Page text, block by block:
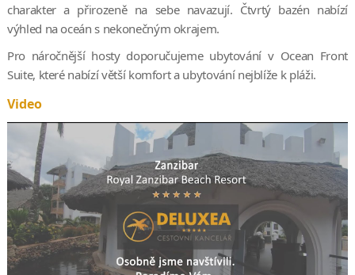
charakter a přirozeně na sebe navazují. Čtvrtý bazén nabízí
výhled na oceán s nekonečným okrajem.
Pro náročnější hosty doporučujeme ubytování v Ocean Front
Suite, které nabízí větší komfort a ubytování nejblíže k pláži.
Video